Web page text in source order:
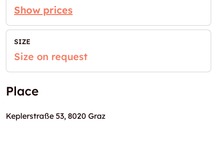
Show prices
SIZE
Size on request
Place
Keplerstraße 53, 8020 Graz